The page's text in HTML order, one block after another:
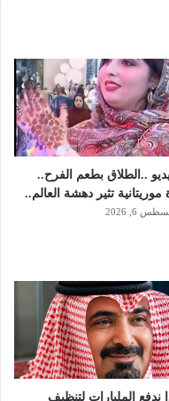
..الطلاق بطعم الفرح..
موريتانية تثير دهشة العالم..
6, 2026
ندفع المليارات لتنظيف